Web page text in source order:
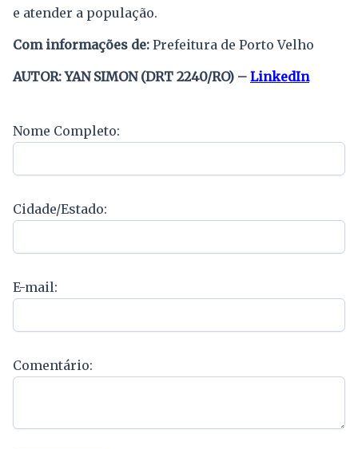
e atender a população.
Com informações de: Prefeitura de Porto Velho
AUTOR: YAN SIMON (DRT 2240/RO) – LinkedIn
Nome Completo:
Cidade/Estado:
E-mail:
Comentário: